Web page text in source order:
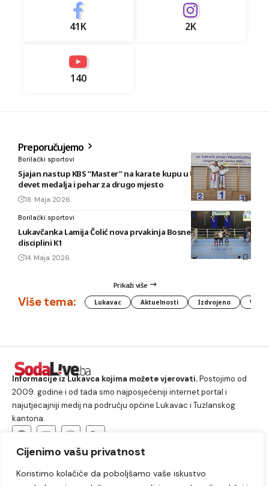
Cijenimo vašu privatnost
Koristimo kolačiće da poboljšamo vaše iskustvo
41K 2K
140
Preporučujemo
Borilački sportovi
Sjajan nastup KBS “Master” na karate kupu u Usori: Osvojeno
devet medalja i pehar za drugo mjesto
18. Maja 2026.
Borilački sportovi
Lukavčanka Lamija Čolić nova prvakinja Bosne i Hercegovine u
disciplini K1
14. Maja 2026.
Prikaži više
Više tema: Lukavac Aktuelnosti Izdvojeno
Informacije iz Lukavca kojima možete vjerovati.Postojimo od
2009. godine i od tada smo najposjećeniji internet portal i
najutjecajniji medij na području općine Lukavac i Tuzlanskog
kantona.
Lukavac Društvo Crna hronika Sport